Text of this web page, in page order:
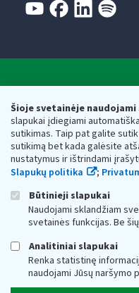
Šioje svetainėje
slapukai įdiegiami
sutikimas. Taip pat galite
sutikimą bet kada galėsite
nustatymus ir ištrindami
Slapukų politika
;
Būtinieji slapukai
Naudojami sklandžiam
svetainės funkcijas. Be
Analitiniai slapukai
Renka statistinę
naudojami Jūsų naršymo
Valstybinė mokesčių
Respublikos finansų
Biudžetinė įstaiga. Juridinio
adresas: Vasario 16-osios g.
vmi@vmi.lt , E. pristatymo
Duomenys apie Valstybinę
Respublikos finansų